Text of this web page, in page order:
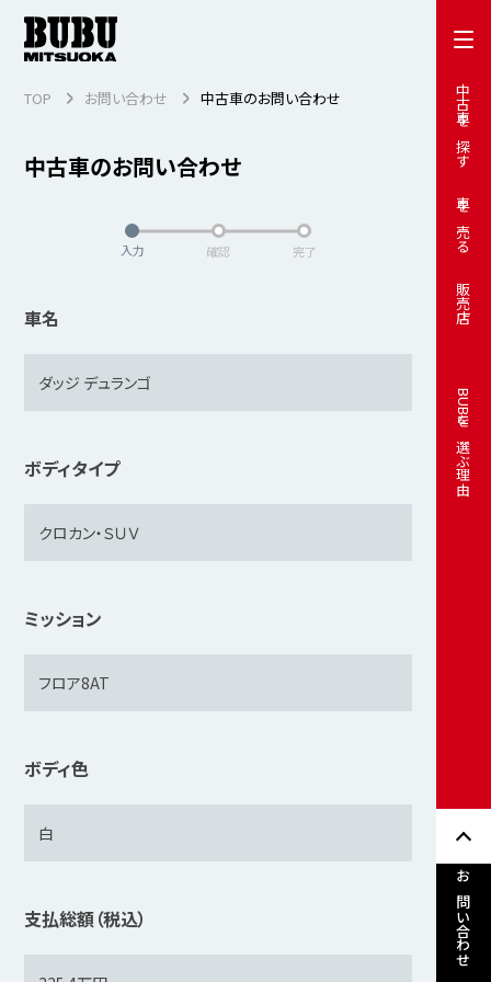
中古車を探す
車を売る
販売店
BUBUを選ぶ理由
お問い合わせ
中古車のお問い合わせ
TOP お問い合わせ 中古車のお問い合わせ
入力 確認 完了
車名
ボディタイプ
ミッション
ボディ色
支払総額（税込）